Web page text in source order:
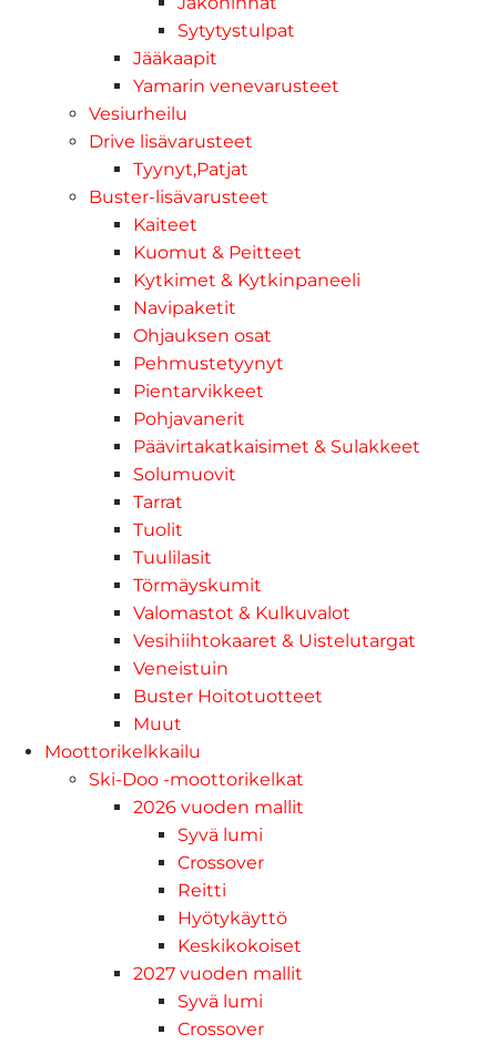
Sytytystulpat
Jääkaapit
Yamarin venevarusteet
Vesiurheilu
Drive lisävarusteet
Tyynyt,Patjat
Buster-lisävarusteet
Kaiteet
Kuomut & Peitteet
Kytkimet & Kytkinpaneeli
Navipaketit
Ohjauksen osat
Pehmustetyynyt
Pientarvikkeet
Pohjavanerit
Päävirtakatkaisimet & Sulakkeet
Solumuovit
Tarrat
Tuolit
Tuulilasit
Törmäyskumit
Valomastot & Kulkuvalot
Vesihiihtokaaret & Uistelutargat
Veneistuin
Buster Hoitotuotteet
Muut
Moottorikelkkailu
Ski-Doo -moottorikelkat
2026 vuoden mallit
Syvä lumi
Crossover
Reitti
Hyötykäyttö
Keskikokoiset
2027 vuoden mallit
Syvä lumi
Crossover